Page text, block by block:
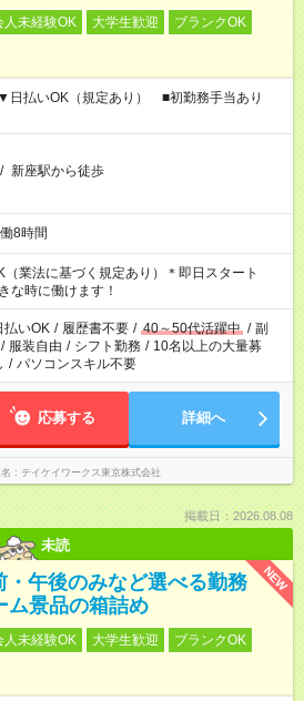
人未経験OK 大学生歓迎
ブランクOK
払いOK（規定あり） ■初勤務手当あり
/ 新座駅から徒歩
8時間
（業法に基づく規定あり）＊即日スタート
な時に働けます！
払いOK / 履歴書不要 / 40～50代活躍中 / 副
/ 服装自由 / シフト勤務 / 10名以上の大量募
/ パソコンスキル不要
応募する 詳細へ
テイケイワークス東京株式会社
掲載日：2026.08.08
未読
NEW
・午後のみなど選べる勤務
ム景品の箱詰め
人未経験OK 大学生歓迎
ブランクOK